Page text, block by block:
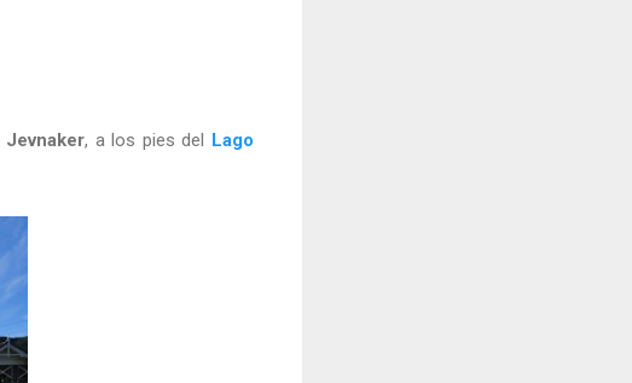
Jevnaker, a los pies del Lago